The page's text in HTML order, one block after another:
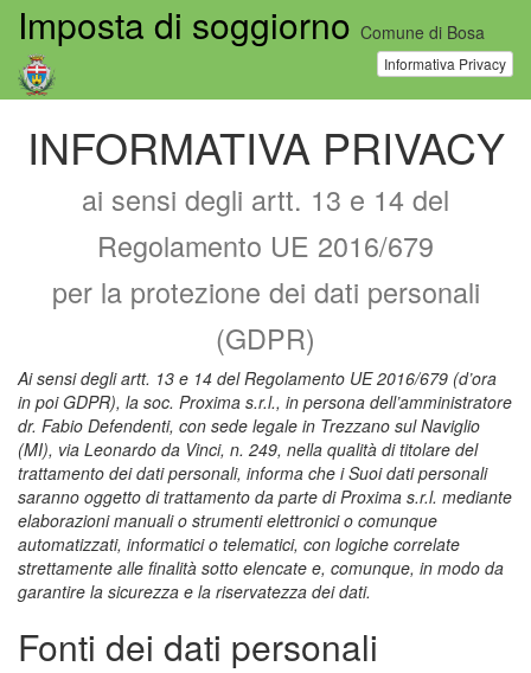
Imposta di soggiorno Comune di Bosa
Informativa Privacy
INFORMATIVA PRIVACY
ai sensi degli artt. 13 e 14 del
Regolamento UE 2016/679
per la protezione dei dati personali
(GDPR)
Ai sensi degli artt. 13 e 14 del Regolamento UE 2016/679 (d’ora
in poi GDPR), la soc. Proxima s.r.l., in persona dell’amministratore
dr. Fabio Defendenti, con sede legale in Trezzano sul Naviglio
(MI), via Leonardo da Vinci, n. 249, nella qualità di titolare del
trattamento dei dati personali, informa che i Suoi dati personali
saranno oggetto di trattamento da parte di Proxima s.r.l. mediante
elaborazioni manuali o strumenti elettronici o comunque
automatizzati, informatici o telematici, con logiche correlate
strettamente alle finalità sotto elencate e, comunque, in modo da
garantire la sicurezza e la riservatezza dei dati.
Fonti dei dati personali